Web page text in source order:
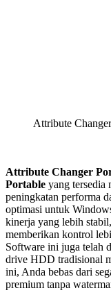
Attribute
Attribute Changer
Portable yang tersedia
peningkatan performa
optimasi untuk
kinerja yang lebih
memberikan kontrol
Software ini juga telah
drive HDD tradisional
ini, Anda bebas dari
premium tanpa